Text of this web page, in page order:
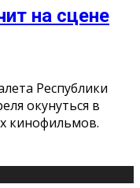
на сцене
Республики
окунуться в
кинофильмов.